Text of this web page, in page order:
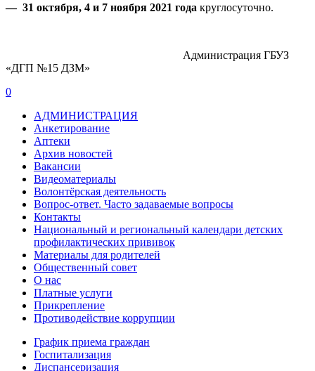
— 31 октября, 4 и 7 ноября 2021 года круглосуточно.
Администрация ГБУЗ
«ДГП №15 ДЗМ»
0
АДМИНИСТРАЦИЯ
Анкетирование
Аптеки
Архив новостей
Вакансии
Видеоматериалы
Волонтёрская деятельность
Вопрос-ответ. Часто задаваемые вопросы
Контакты
Национальный и региональный календари детских
профилактических прививок
Материалы для родителей
Общественный совет
О нас
Платные услуги
Прикрепление
Противодействие коррупции
График приема граждан
Госпитализация
Диспансеризация